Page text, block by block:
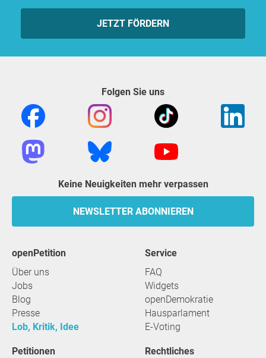
JETZT FÖRDERN
Folgen Sie uns
Keine Neuigkeiten mehr verpassen
NEWSLETTER ABONNIEREN
openPetition
Über uns
Jobs
Blog
Presse
Lob, Kritik, Idee
Service
FAQ
Widgets
openDemokratie
Hausparlament
E-Voting
Petitionen Rechtliches